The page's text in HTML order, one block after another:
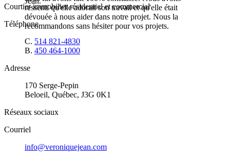
ressenti qu'elle adorait son travail et qu'elle était
dévouée à nous aider dans notre projet. Nous la
recommandons sans hésiter pour vos projets.
Courtier immobilier résidentiel et commercial
Téléphone
C. 514 821-4830
B. 450 464-1000
Adresse
170 Serge-Pepin
Beloeil, Québec, J3G 0K1
Réseaux sociaux
Courriel
info@veroniquejean.com